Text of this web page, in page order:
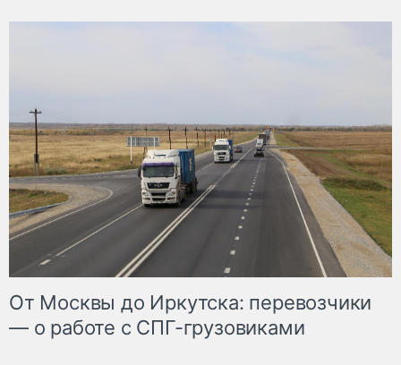
От Москвы до Иркутска: перевозчики
— о работе с СПГ-грузовиками